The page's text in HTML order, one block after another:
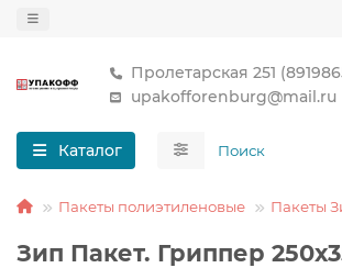
Пролетарская 251
upakofforenburg@mail.ru
Каталог
Пакеты полиэтиленовые Пакеты
Зип Пакет. Гриппер